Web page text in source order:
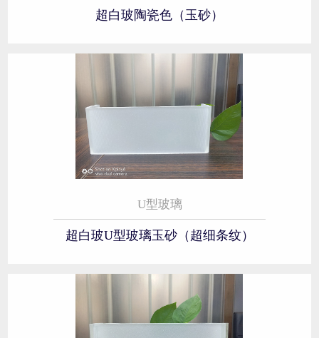
超白玻陶瓷色（玉砂）
U型玻璃
超白玻U型玻璃玉砂（超细条纹）